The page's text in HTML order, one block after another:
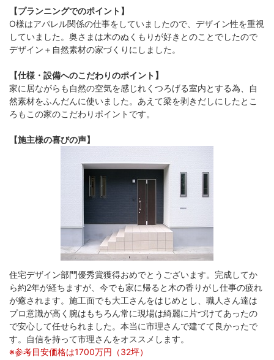
【プランニングでのポイント】
O様はアパレル関係の仕事をしていましたので、デザイン性を重視
していました。奥さまは木のぬくもりが好きとのことでしたので
デザイン＋自然素材の家づくりにしました。
【仕様・設備へのこだわりのポイント】
家に居ながらも自然の空気を感じれくつろげる室内とする為、自
然素材をふんだんに使いました。あえて梁を剥きだしにしたとこ
ろもこの家のこだわりポイントです。
【施主様の喜びの声】
住宅デザイン部門優秀賞獲得おめでとうございます。完成してか
ら約2年が経ちますが、今でも家に帰ると木の香りがし仕事の疲れ
が癒されます。施工面でも大工さんをはじめとし、職人さん達は
プロ意識が高く腕はもちろん常に現場は綺麗に片づけてあったの
で安心して任せられました。本当に市理さんで建てて良かったで
す。自信を持って市理さんをオススメします。
※参考目安価格は1700万円（32坪）